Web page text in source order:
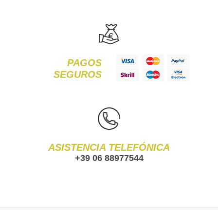
PAGOS
SEGUROS
ASISTENCIA TELEFÓNICA
+39 06 88977544